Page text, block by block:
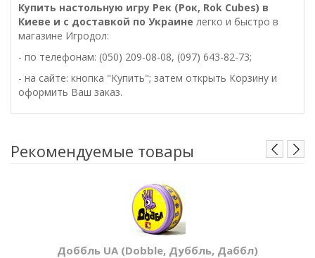
Купить настольную игру Рек (Рок, Rok Cubes) в
Киеве и с доставкой по Украине легко и быстро в
магазине Игродол:
- по телефонам: (050) 209-08-08, (097) 643-82-73;
- на сайте: кнопка "Купить"; затем открыть Корзину и
оформить Ваш заказ.
Рекомендуемые товары
Доббль UA (Dobble, Дуббль, Даббл)